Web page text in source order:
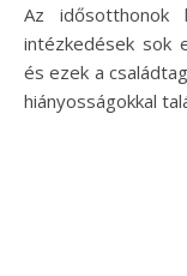
Az idősotthonok
intézkedések sok
és ezek a
hiányosságokkal